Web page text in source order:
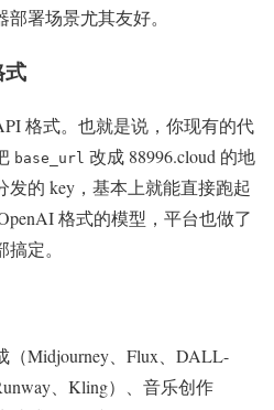
署场景尤其友好。
式
格式。也就是说，你现有的代
base_url 改成 88996.cloud 的地
发的 key，基本上就能直接跑起
OpenAI 格式的模型，平台也做了
定。
Midjourney、Flux、DALL-
、Kling）、音乐创作